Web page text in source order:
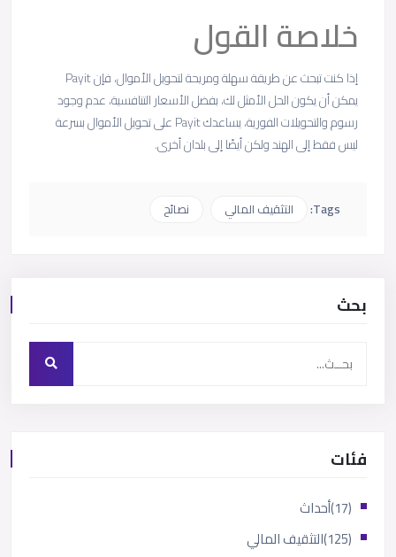
خلاصة القول
إذا كنت تبحث عن طريقة سهلة ومريحة لتحويل الأموال، فإن Payit
يمكن أن يكون الحل الأمثل لك، بفضل الأسعار التنافسية، عدم وجود
رسوم والتحويلات الفورية، يساعدك Payit على تحويل الأموال بسرعة
ليس فقط إلى الهند ولكن أيضًا إلى بلدان أخرى.
Tags: التثقيف المالي نصائح
بحث
فئات
أحداث
(17)
التثقيف المالي
(125)